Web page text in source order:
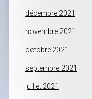
décembre 2021
novembre 2021
octobre 2021
septembre 2021
juillet 2021